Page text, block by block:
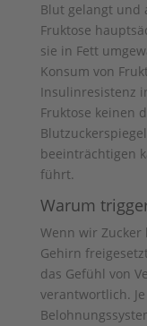
Blut gelangt und
Fruktose
sie in Fett
Konsum von
Insulinresistenz
Fruktose keinen
beeinträchtigen
führt.
Warum
Wenn wir
Gehirn
das Gefühl von
verantwortlich.